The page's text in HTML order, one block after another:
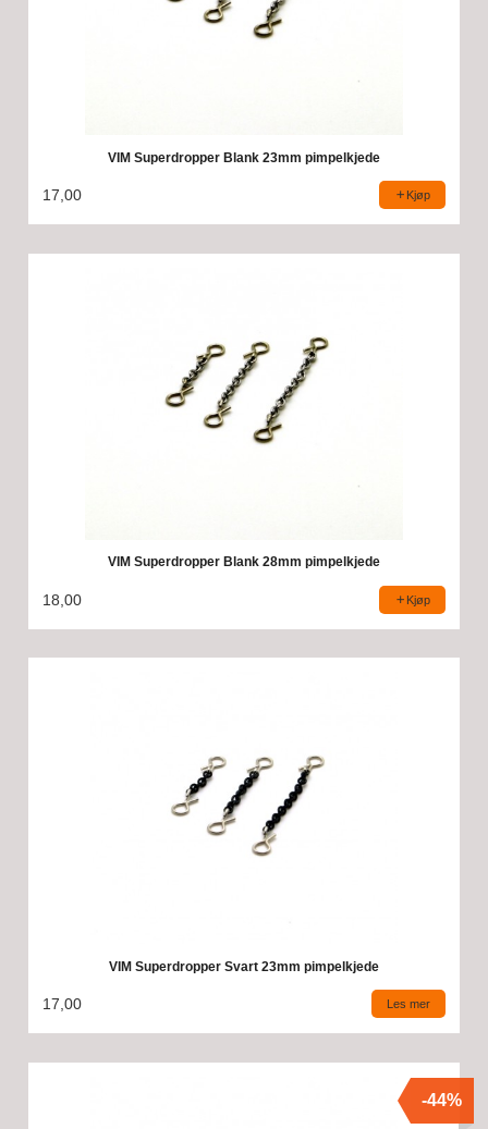
VIM Superdropper Blank 23mm pimpelkjede
17,00 Kjøp
VIM Superdropper Blank 28mm pimpelkjede
18,00 Kjøp
VIM Superdropper Svart 23mm pimpelkjede
17,00 Les mer
-44%